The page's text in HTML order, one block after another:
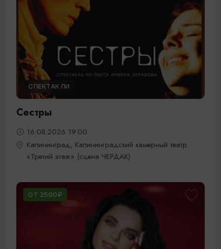
СПЕКТАКЛИ
Сестры
16.08.2026 19.00
Калининград, Калининградский камерный театр
«Третий этаж» (сцена ЧЕРДАК)
ОТ 2500₽